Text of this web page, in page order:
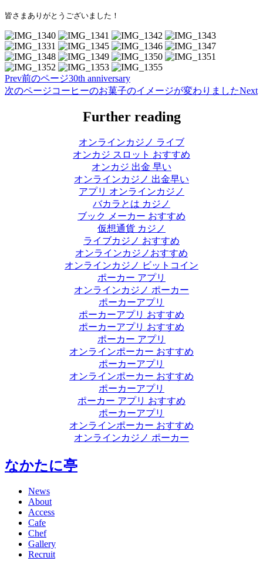
皆さまありがとうございました！
Prev前のページ30th anniversary
次のページコーヒーのお菓子のイメージが変わりましたNext
Further reading
オンラインカジノ ライブ
オンカジ スロット おすすめ
オンカジ 出金 早い
オンラインカジノ 出金早い
アプリ オンラインカジノ
バカラとは カジノ
ブック メーカー おすすめ
仮想通貨 カジノ
ライブカジノ おすすめ
オンラインカジノおすすめ
オンラインカジノ ビットコイン
ポーカー アプリ
オンラインカジノ ポーカー
ポーカーアプリ
ポーカーアプリ おすすめ
ポーカーアプリ おすすめ
ポーカー アプリ
オンラインポーカー おすすめ
ポーカーアプリ
オンラインポーカー おすすめ
ポーカーアプリ
ポーカー アプリ おすすめ
ポーカーアプリ
オンラインポーカー おすすめ
オンラインカジノ ポーカー
なかたに亭
News
About
Access
Cafe
Chef
Gallery
Recruit